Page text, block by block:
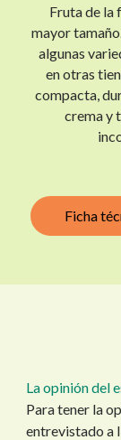
Fruta de la
mayor
algunas
en otras
compacta,
crema y
Ficha
La opinión del
Para tener la
entrevistado a